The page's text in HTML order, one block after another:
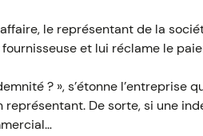
le représentant de la
fournisseuse et lui réclame le
? », s’étonne
représentant. De sorte, si une